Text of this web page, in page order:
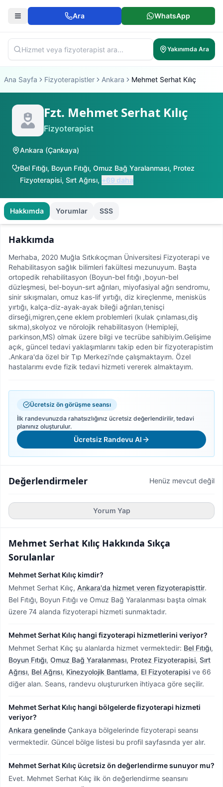
Ara WhatsApp
Yakınımda Ara
Ana Sayfa Fizyoterapistler Ankara Mehmet Serhat Kılıç
Fzt. Mehmet Serhat Kılıç
Fizyoterapist
Ankara (Çankaya)
Bel Fıtığı, Boyun Fıtığı, Omuz Bağ Yaralanması, Protez
Fizyoterapisi, Sırt Ağrısı, +69 daha
Hakkımda Yorumlar SSS
Hakkımda
Merhaba, 2020 Muğla Sıtkıkoçman Üniversitesi Fizyoterapi ve
Rehabilitasyon sağlık bilimleri fakültesi mezunuyum. Başta
ortopedik rehabilitasyon (Boyun-bel fıtığı ,boyun-bel
düzleşmesi, bel-boyun-sırt ağrıları, miyofasiyal ağrı sendromu,
sinir sıkışmaları, omuz kas-lif yırtığı, diz kireçlenme, menisküs
yırtığı, kalça-diz-ayak-ayak bileği ağrıları,tenisçi
dirseği,migren,çene eklem problemleri (kulak çınlaması,diş
sıkma),skolyoz ve nörolojik rehabilitasyon (Hemipleji,
parkinson,MS) olmak üzere bilgi ve tecrübe sahibiyim.Gelişime
açık, güncel tedavi yaklaşımlarını takip eden bir fizyoterapistim
.Ankara'da özel bir Tıp Merkezi'nde çalışmaktayım. Özel
hastalarımı evde fizik tedavi hizmeti vererek almaktayım.
Ücretsiz ön görüşme seansı
İlk randevunuzda rahatsızlığınız ücretsiz değerlendirilir, tedavi
planınız oluşturulur.
Ücretsiz Randevu Al
Değerlendirmeler Henüz mevcut değil
Yorum Yap
Mehmet Serhat Kılıç Hakkında Sıkça
Sorulanlar
Mehmet Serhat Kılıç kimdir?
Mehmet Serhat Kılıç, Ankara'da hizmet veren fizyoterapisttir.
Bel Fıtığı, Boyun Fıtığı ve Omuz Bağ Yaralanması başta olmak
üzere 74 alanda fizyoterapi hizmeti sunmaktadır.
Mehmet Serhat Kılıç hangi fizyoterapi hizmetlerini veriyor?
Mehmet Serhat Kılıç şu alanlarda hizmet vermektedir: Bel Fıtığı,
Boyun Fıtığı, Omuz Bağ Yaralanması, Protez Fizyoterapisi, Sırt
Ağrısı, Bel Ağrısı, Kinezyolojik Bantlama, El Fizyoterapisi ve 66
diğer alan. Seans, randevu oluştururken ihtiyaca göre seçilir.
Mehmet Serhat Kılıç hangi bölgelerde fizyoterapi hizmeti
veriyor?
Ankara genelinde Çankaya bölgelerinde fizyoterapi seansı
vermektedir. Güncel bölge listesi bu profil sayfasında yer alır.
Mehmet Serhat Kılıç ücretsiz ön değerlendirme sunuyor mu?
Evet. Mehmet Serhat Kılıç ilk ön değerlendirme seansını